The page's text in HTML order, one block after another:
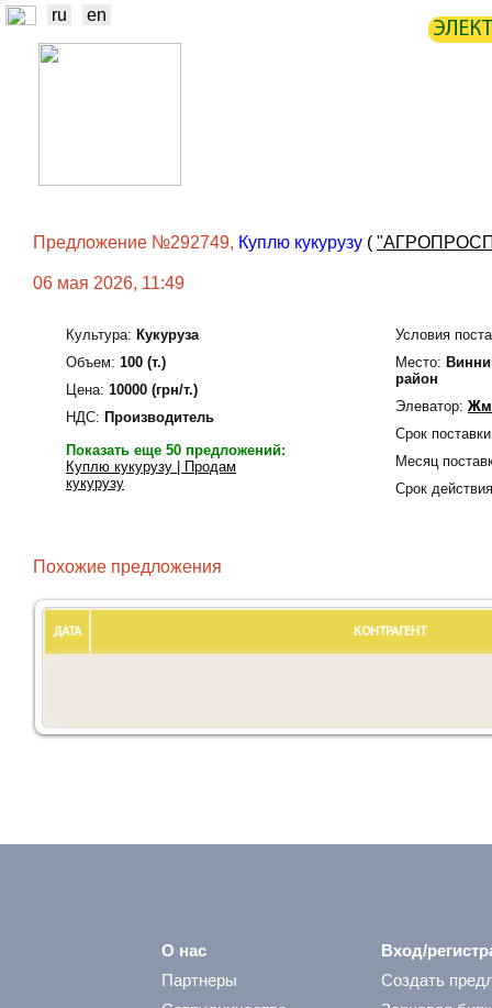
ru en
Предложение №292749, Куплю кукурузу (
06 мая 2026, 11:49
Культура: Кукуруза
Объем: 100 (т.)
Цена: 10000 (грн/т.)
НДС: Производитель
Показать еще 50 предложений:
Куплю кукурузу | Продам
кукурузу
Условия
Место:
район
Элеватор:
Срок
Месяц
Срок
Похожие предложения
ДАТА КОНТРАГЕНТ
О нас
Партнеры
Вход/
Создать